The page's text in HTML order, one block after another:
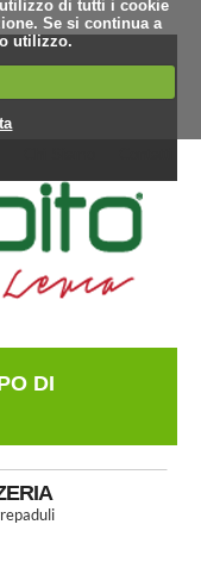
di tutti i cookie
Se si continua a
utilizzo.
DI